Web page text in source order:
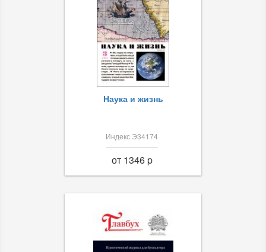
Наука и жизнь
Индекс Э34174
от 1346 p